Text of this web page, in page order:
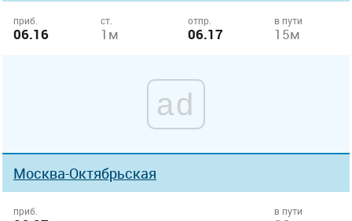
приб.
06.16
ст.
1м
отпр.
06.17
в пути
15м
ad
Москва-Октябрьская
приб. в пути